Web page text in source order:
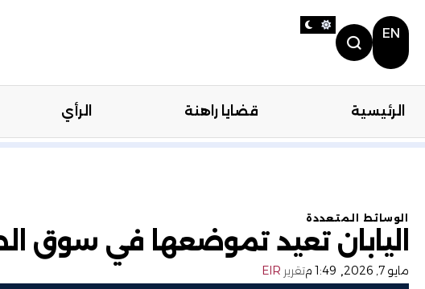
EN
الرئيسية قضايا راهنة الرأي الرئيسية قضايا راهنة
الوسائط المتعددة
اليابان تعيد تموضعها في سوق
مايو 7, 2026 , 1:49 م تقرير EIR